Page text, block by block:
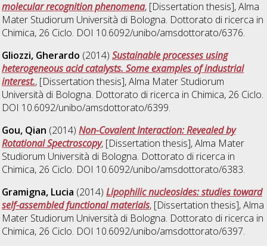
molecular recognition phenomena, [Dissertation thesis], Alma
Mater Studiorum Università di Bologna. Dottorato di ricerca in
Chimica, 26 Ciclo. DOI 10.6092/unibo/amsdottorato/6376.
Gliozzi, Gherardo (2014)Sustainable processes using
heterogeneous acid catalysts. Some examples of industrial
interest., [Dissertation thesis], Alma Mater Studiorum
Università di Bologna. Dottorato di ricerca in Chimica, 26 Ciclo.
DOI 10.6092/unibo/amsdottorato/6399.
Gou, Qian (2014)Non-Covalent Interaction: Revealed by
Rotational Spectroscopy, [Dissertation thesis], Alma Mater
Studiorum Università di Bologna. Dottorato di ricerca in
Chimica, 26 Ciclo. DOI 10.6092/unibo/amsdottorato/6383.
Gramigna, Lucia (2014)Lipophilic nucleosides: studies toward
self-assembled functional materials, [Dissertation thesis], Alma
Mater Studiorum Università di Bologna. Dottorato di ricerca in
Chimica, 26 Ciclo. DOI 10.6092/unibo/amsdottorato/6397.